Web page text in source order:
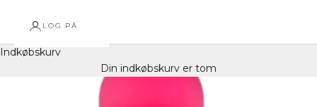
LOG PÅ
Indkøbskurv
Din indkøbskurv er tom